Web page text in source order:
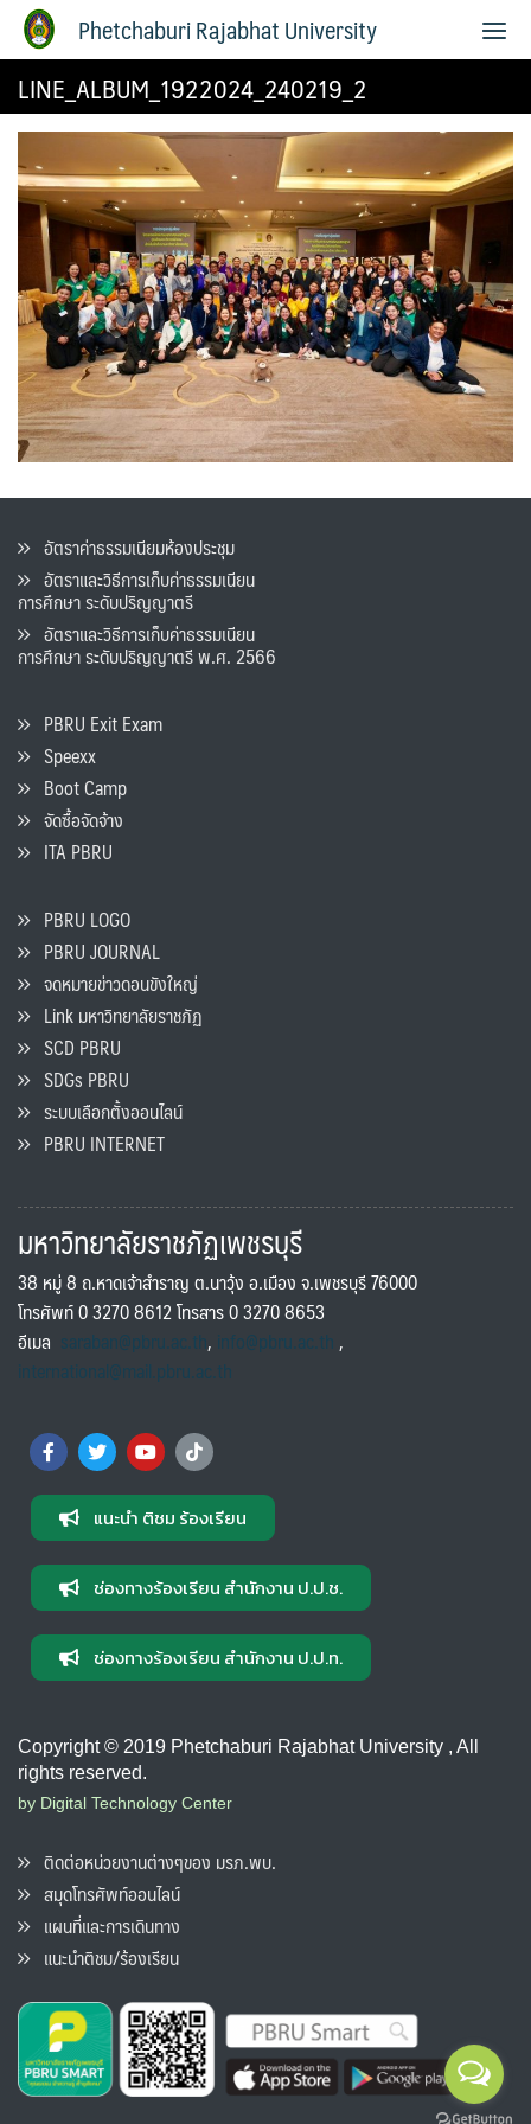
Phetchaburi Rajabhat University
LINE_ALBUM_1922024_240219_2
อัตราค่าธรรมเนียมห้องประชุม
อัตราและวิธีการเก็บค่าธรรมเนียน
การศึกษา ระดับปริญญาตรี
อัตราและวิธีการเก็บค่าธรรมเนียน
การศึกษา ระดับปริญญาตรี พ.ศ. 2566
PBRU Exit Exam
Speexx
Boot Camp
จัดซื้อจัดจ้าง
ITA PBRU
PBRU LOGO
PBRU JOURNAL
จดหมายข่าวดอนขังใหญ่
Link มหาวิทยาลัยราชภัฏ
SCD PBRU
SDGs PBRU
ระบบเลือกตั้งออนไลน์
PBRU INTERNET
มหาวิทยาลัยราชภัฏเพชรบุรี
38 หมู่ 8 ถ.หาดเจ้าสำราญ ต.นาวุ้ง อ.เมือง จ.เพชรบุรี 76000
โทรศัพท์ 0 3270 8612 โทรสาร 0 3270 8653
อีเมล saraban@pbru.ac.th, info@pbru.ac.th,
international@mail.pbru.ac.th
แนะนำ ติชม ร้องเรียน
ช่องทางร้องเรียน สำนักงาน ป.ป.ช.
ช่องทางร้องเรียน สำนักงาน ป.ป.ท.
Copyright © 2019 Phetchaburi Rajabhat University , All
rights reserved.
by Digital Technology Center
ติดต่อหน่วยงานต่างๆของ มรภ.พบ.
สมุดโทรศัพท์ออนไลน์
แผนที่และการเดินทาง
แนะนำติชม/ร้องเรียน